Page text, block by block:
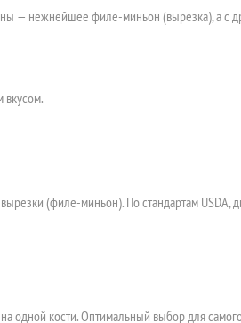
— нежнейшее филе-миньон (вырезка), а с
вкусом.
(филе-миньон). По стандартам USDA,
одной кости. Оптимальный выбор для